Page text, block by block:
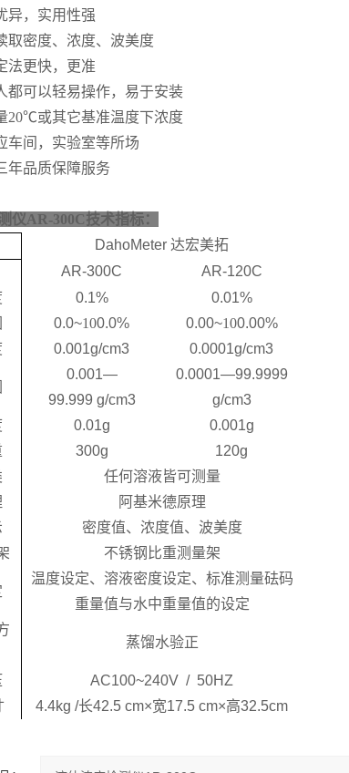
异，实用性强
取密度、 浓度、波美度
法更快，更准
都可以轻易操作， 易于安装
20℃或其它基准温度下浓度
车间，实验室等所场
年品质保障服务
仪AR-300C技术指标：
DahoMeter 达宏美拓
AR-300C
AR-120C
0.1%
0.01%
0.0~100.0% 0.00~100.00%
0.001g/cm3 0.0001g/cm3
0.001—
99.999 g/cm3
0.0001—99.9999
g/cm3
0.01g
0.001g
300g
120g
任何溶液皆可测量
阿基米德原理
密度值、浓度值、波美度
不锈钢比重测量架
温度设定、溶液密度设定、标准测量砝码
重量值与水中重量值的设定
蒸馏水验正
AC100~240V / 50HZ
4.4kg /长42.5 cm×宽17.5 cm×高32.5cm